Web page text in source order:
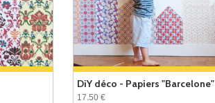
DiY déco - Papiers "Barcelone"
17.50 €